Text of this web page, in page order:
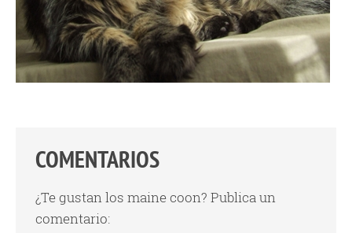
COMENTARIOS
¿Te gustan los maine coon? Publica un
comentario: